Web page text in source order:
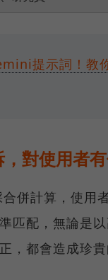
提示詞！教
對使用者
併計算，使用
匹配，無論是
，都會造成珍